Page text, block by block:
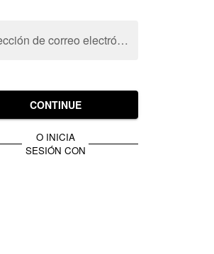
Dirección de correo electrónico
CONTINUE
O INICIA
SESIÓN CON